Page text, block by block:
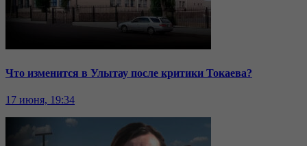
Что изменится в Улытау после критики Токаева?
17 июня, 19:34